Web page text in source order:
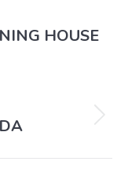
HOUSE